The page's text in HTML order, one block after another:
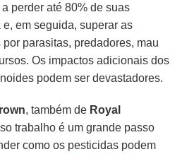
perder até 80% de suas
em seguida, superar as
parasitas, predadores, mau
Os impactos adicionais dos
podem ser devastadores.
, também de Royal
trabalho é um grande passo
como os pesticidas podem